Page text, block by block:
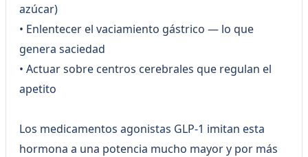
azúcar)
• Enlentecer el vaciamiento gástrico — lo que
genera saciedad
• Actuar sobre centros cerebrales que regulan el
apetito
Los medicamentos agonistas GLP-1 imitan esta
hormona a una potencia mucho mayor y por más